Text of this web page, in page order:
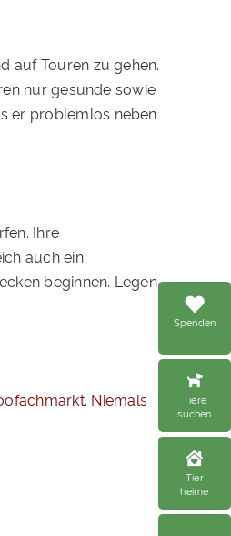
Spenden
Tiere
suchen
Tier
heime
auf Touren zu gehen.
nur gesunde sowie
er problemlos neben
Ihre
auch ein
beginnen. Legen
Niemals